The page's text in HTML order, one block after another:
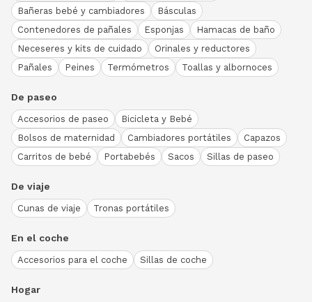
Bañeras bebé y cambiadores
Básculas
Contenedores de pañales
Esponjas
Hamacas de baño
Neceseres y kits de cuidado
Orinales y reductores
Pañales
Peines Termómetros Toallas y albornoces
De paseo
Accesorios de paseo
Bicicleta y Bebé
Bolsos de maternidad
Cambiadores portátiles
Capazos
Carritos de bebé
Portabebés Sacos Sillas de paseo
De viaje
Cunas de viaje Tronas portátiles
En el coche
Accesorios para el coche Sillas de coche
Hogar